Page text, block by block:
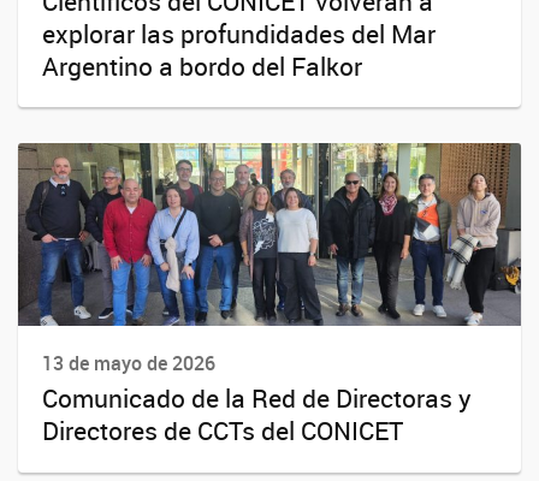
explorar las profundidades del Mar
Argentino a bordo del Falkor
13 de mayo de 2026
Comunicado de la Red de Directoras y
Directores de CCTs del CONICET